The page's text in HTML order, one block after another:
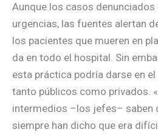
Aunque los casos denunciados
urgencias, las fuentes alertan
los pacientes que mueren en
da en todo el hospital. Sin
esta práctica podría darse en
tanto públicos como privados.
intermedios –los jefes– saben
siempre han dicho que era